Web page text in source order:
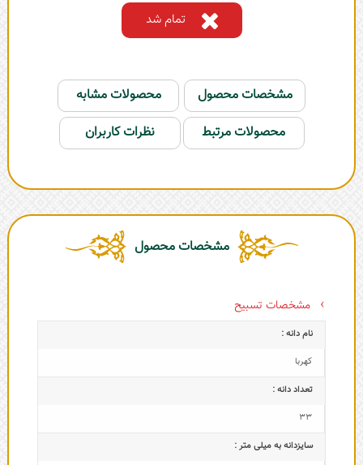
تمام شد
مشخصات محصول
محصولات مشابه
محصولات مرتبط
نظرات کاربران
مشخصات محصول
مشخصات تسبیح
نام دانه :
کهربا
تعداد دانه :
33
سایزدانه به میلی متر :